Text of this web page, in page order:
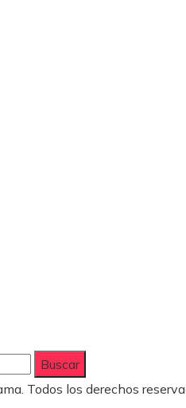
Todos los derechos